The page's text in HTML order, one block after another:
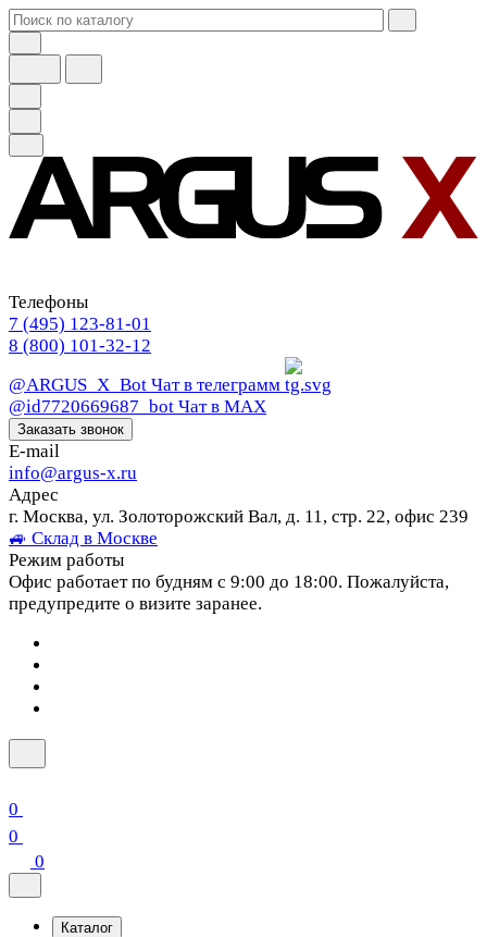
Телефоны
7 (495) 123-81-01
8 (800) 101-32-12
@ARGUS_X_Bot Чат в телеграмм
@id7720669687_bot Чат в МАХ
Заказать звонок
E-mail
info@argus-x.ru
Адрес
г. Москва, ул. Золоторожский Вал, д. 11, стр. 22, офис 239
🚙 Склад в Москве
Режим работы
Офис работает по будням с 9:00 до 18:00. Пожалуйста,
предупредите о визите заранее.
0
0
0
Каталог